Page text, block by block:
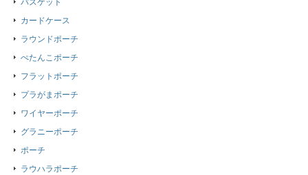
バスケット
カードケース
ラウンドポーチ
ぺたんこポーチ
フラットポーチ
プラがまポーチ
ワイヤーポーチ
グラニーポーチ
ポーチ
ラウハラポーチ